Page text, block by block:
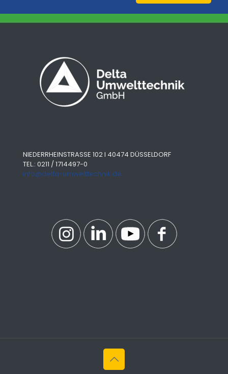
NIEDERRHEINSTRASSE 102 I 40474 DÜSSELDORF
TEL.: 0211 / 1714497-0
info@delta-umwelttechnik.de